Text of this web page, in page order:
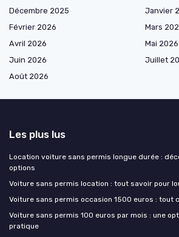
Décembre 2025
Janvier
Février 2026
Mars
Avril 2026
Mai 2026
Juin 2026
Juillet
Août 2026
Les plus lus
Location voiture sans permis longue durée :
options
Voiture sans permis location : tout savoir pour
Voiture sans permis occasion 1500 euros : tout
Voiture sans permis 100 euros par mois : une
pratique